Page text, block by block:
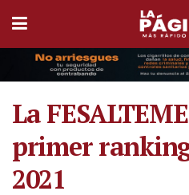
La
primer
2021